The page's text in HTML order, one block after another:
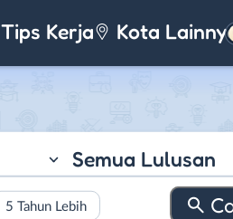
Tips Kerja Kota
Semua Lulusan
5 Tahun Lebih